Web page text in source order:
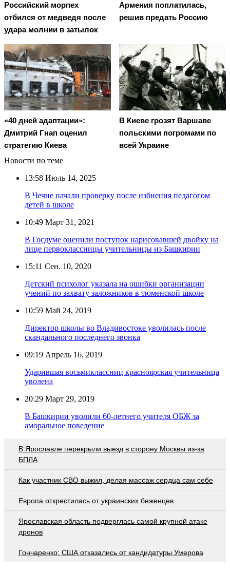
Российский морпех
отбился от медведя после
удара молнии в затылок
Армения поплатилась,
решив предать Россию
«40 дней адаптации»:
Дмитрий Гнап оценил
стратегию Киева
В Киеве грозят Варшаве
польскими погромами по
всей Украине
Новости по теме
13:58 Июль 14, 2025
В Чечне начали проверку после избиения педагогом
детей в школе
10:49 Март 31, 2021
В Госдуме оценили поступок нарисовавшей двойку на
лице первоклассницы учительницы из Башкирии
15:11 Сен. 10, 2020
Детский психолог указала на ошибки организации
учений по захвату заложников в тюменской школе
10:59 Май 24, 2019
Директор школы во Владивостоке уволилась после
скандального последнего звонка
09:19 Апрель 16, 2019
Ударившая восьмиклассниц красноярская учительница
уволена
20:29 Март 29, 2019
В Башкирии уволили 60-летнего учителя ОБЖ за
аморальное поведение
В Ярославле перекрыли выезд в сторону Москвы из-за
БПЛА
Как участник СВО выжил, делая массаж сердца сам себе
Европа открестилась от украинских беженцев
Ярославская область подверглась самой крупной атаке
дронов
Гончаренко: США отказались от кандидатуры Умерова